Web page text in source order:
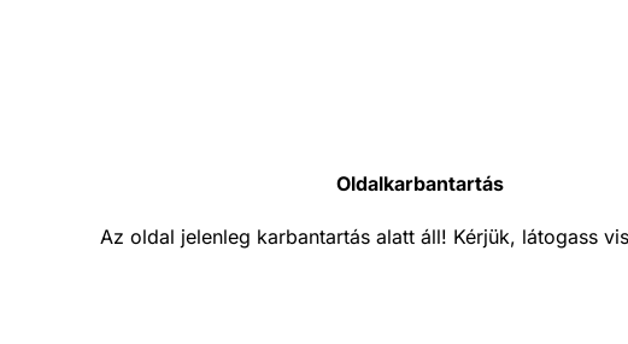
Oldalkarbantartás
Az oldal jelenleg karbantartás alatt áll! Kérjük, látogass